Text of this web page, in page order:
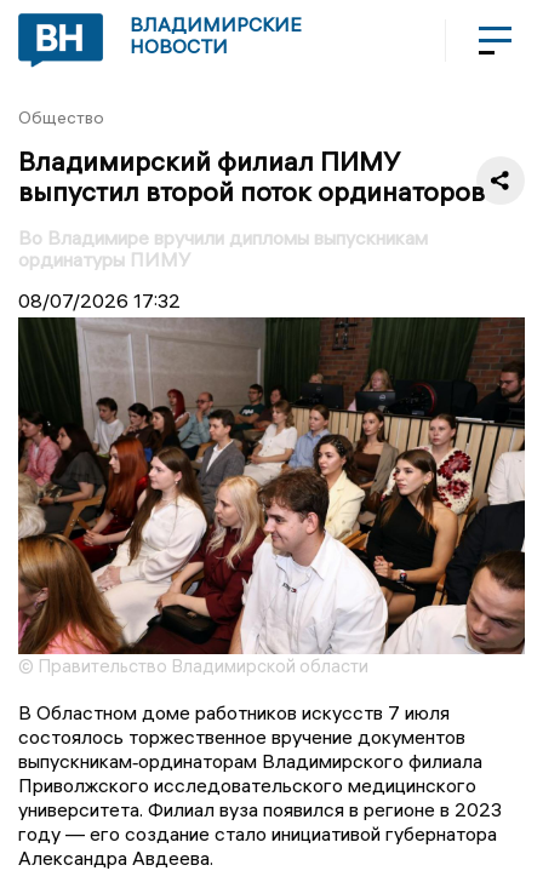
ВЛАДИМИРСКИЕ
НОВОСТИ
Общество
Владимирский филиал ПИМУ
выпустил второй поток ординаторов
Во Владимире вручили дипломы выпускникам
ординатуры ПИМУ
08/07/2026 17:32
© Правительство Владимирской области
В Областном доме работников искусств 7 июля
состоялось торжественное вручение документов
выпускникам‑ординаторам Владимирского филиала
Приволжского исследовательского медицинского
университета. Филиал вуза появился в регионе в 2023
году — его создание стало инициативой губернатора
Александра Авдеева.